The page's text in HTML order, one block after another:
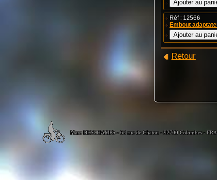
Réf : 12566
Embout
Retour
Marc DESCHAMPS - 63 rue de Chatou - 92700 Colombes -